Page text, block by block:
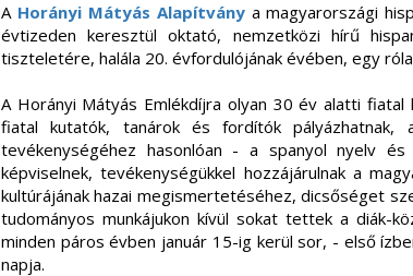
A Horányi Mátyás Alapítványa magyarországi
évtizeden keresztül oktató, nemzetközi hírű
tiszteletére, halála 20. évfordulójának évében, egy
A Horányi Mátyás Emlékdíjra olyan 30 év alatti
fiatal kutatók, tanárok és fordítók pályázhatnak,
tevékenységéhez hasonlóan - a spanyol nyelv
képviselnek, tevékenységükkel hozzájárulnak a
kultúrájának hazai megismertetéséhez, dicsőséget
tudományos munkájukon kívül sokat tettek a diák-
minden páros évben január 15-ig kerül sor, - első
napja.